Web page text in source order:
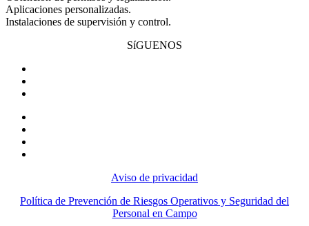
Aplicaciones personalizadas.
Instalaciones de supervisión y control.
SíGUENOS
Aviso de privacidad
Política de Prevención de Riesgos Operativos y Seguridad del
Personal en Campo